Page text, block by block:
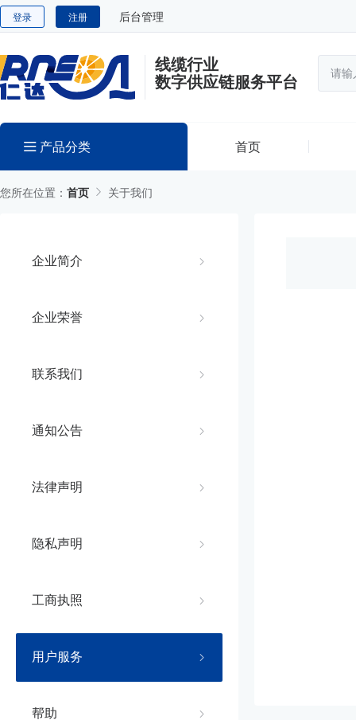
登录 注册 后台管理
线缆行业
数字供应链服务平台
产品分类 首页
您所在位置： 首页 关于我们
企业简介
企业荣誉
联系我们
通知公告
法律声明
隐私声明
工商执照
用户服务
帮助